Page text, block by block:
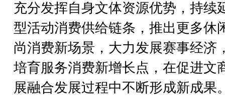
充分发挥自身文体资源优势，持续
型活动消费供给链条，推出更多休
尚消费新场景，大力发展赛事经济
培育服务消费新增长点，在促进文
展融合发展过程中不断形成新成果